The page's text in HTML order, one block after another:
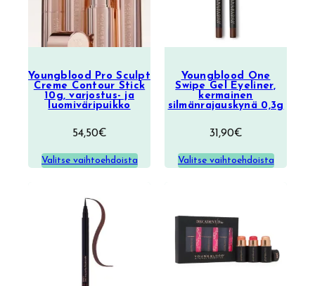
Youngblood Pro Sculpt
Creme Contour Stick
10g, varjostus- ja
luomiväripuikko
54,50€
Valitse vaihtoehdoista
Youngblood One
Swipe Gel Eyeliner,
kermainen
silmänrajauskynä 0,3g
31,90€
Valitse vaihtoehdoista